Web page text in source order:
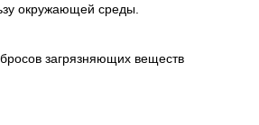
окружающей среды.